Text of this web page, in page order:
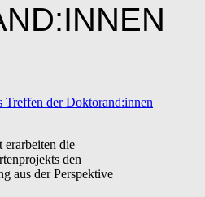
der Doktorand:innen
erarbeiten die
den
aus derPerspektive